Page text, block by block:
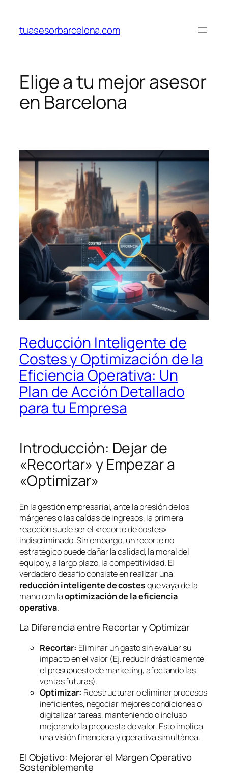
contenido
tuasesorbarcelona.com
Elige a tu mejor asesor
en Barcelona
Reducción Inteligente de
Costes y Optimización de la
Eficiencia Operativa: Un
Plan de Acción Detallado
para tu Empresa
Introducción: Dejar de
«Recortar» y Empezar a
«Optimizar»
En la gestión empresarial, ante la presión de los
márgenes o las caídas de ingresos, la primera
reacción suele ser el «recorte de costes»
indiscriminado. Sin embargo, un recorte no
estratégico puede dañar la calidad, la moral del
equipo y, a largo plazo, la competitividad. El
verdadero desafío consiste en realizar una
reducción inteligente de costesque vaya de la
mano con laoptimización de la eficiencia
operativa.
La Diferencia entre Recortar y Optimizar
Recortar: Eliminar un gasto sin evaluar su
impacto en el valor (Ej. reducir drásticamente
el presupuesto de marketing, afectando las
ventas futuras).
Optimizar: Reestructurar o eliminar procesos
ineficientes, negociar mejores condiciones o
digitalizar tareas, manteniendo o incluso
mejorando la propuesta de valor. Esto implica
una visión financiera y operativa simultánea.
El Objetivo: Mejorar el Margen Operativo
Sosteniblemente